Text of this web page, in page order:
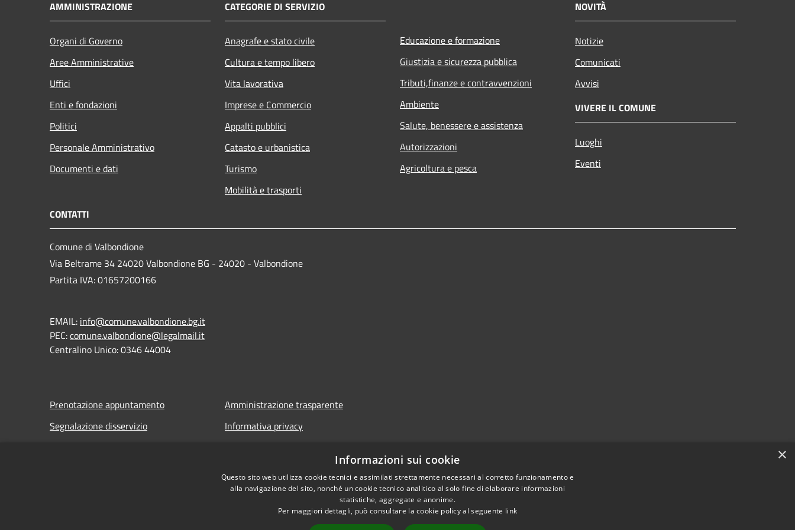
AMMINISTRAZIONE
Organi di Governo
Aree Amministrative
Uffici
Enti e fondazioni
Politici
Personale Amministrativo
Documenti e dati
CATEGORIE DI SERVIZIO
Anagrafe e stato civile
Cultura e tempo libero
Vita lavorativa
Imprese e Commercio
Appalti pubblici
Catasto e urbanistica
Turismo
Mobilità e trasporti
Educazione e formazione
Giustizia e sicurezza pubblica
Tributi,finanze e contravvenzioni
Ambiente
Salute, benessere e assistenza
Autorizzazioni
Agricoltura e pesca
NOVITÀ
Notizie
Comunicati
Avvisi
VIVERE IL COMUNE
Luoghi
Eventi
CONTATTI
Comune di Valbondione
Via Beltrame 34 24020 Valbondione BG - 24020 - Valbondione
Partita IVA: 01657200166
EMAIL: info@comune.valbondione.bg.it
PEC:comune.valbondione@legalmail.it
Centralino Unico: 0346 44004
Prenotazione appuntamento
Segnalazione disservizio
Amministrazione trasparente
Informativa privacy
Dichiarazione di accessibilità
×
Informazioni sui cookie
Questo sito web utilizza cookie tecnici e assimilati strettamente necessari al corretto funzionamento e
alla navigazione del sito, nonché un cookie tecnico analitico al solo fine di elaborare informazioni
statistiche, aggregate e anonime.
Per maggiori dettagli, può consultare la cookie policy al seguente link